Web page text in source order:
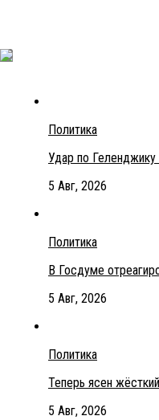
Политика
Удар по Геленджику
5 Авг, 2026
Политика
В Госдуме
5 Авг, 2026
Политика
Теперь ясен
5 Авг, 2026